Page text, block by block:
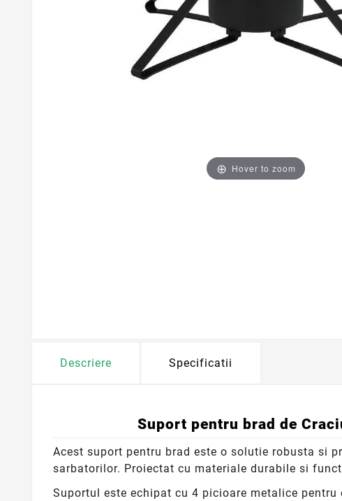
Hover to zoom
Descriere Specificatii
Suport pentru brad de
Acest suport pentru brad este o solutie robusta si
sarbatorilor. Proiectat cu materiale durabile si
Suportul este echipat cu 4 picioare metalice